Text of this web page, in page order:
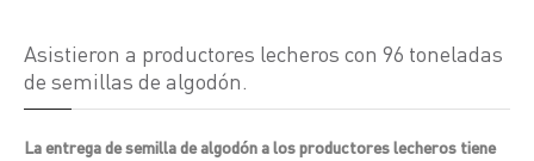
Asistieron a productores lecheros con 96 toneladas
de semillas de algodón.
La entrega de semilla de algodón a los productores lecheros tiene